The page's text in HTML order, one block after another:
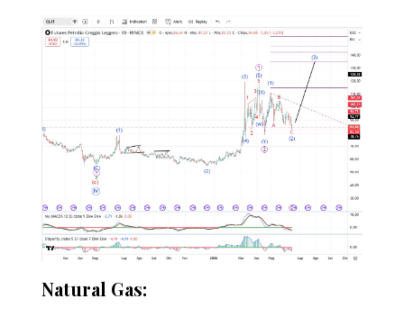
Natural Gas: